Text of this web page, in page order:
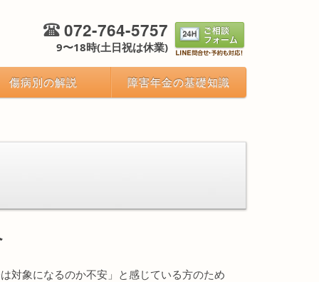
072-764-5757
9〜18時(土日祝は休業)
傷病別の解説 障害年金の基礎知識
対象になるのか不安」と感じている方のため